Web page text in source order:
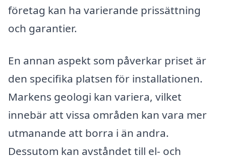
företag kan ha varierande prissättning
och garantier.
En annan aspekt som påverkar priset är
den specifika platsen för installationen.
Markens geologi kan variera, vilket
innebär att vissa områden kan vara mer
utmanande att borra i än andra.
Dessutom kan avståndet till el- och